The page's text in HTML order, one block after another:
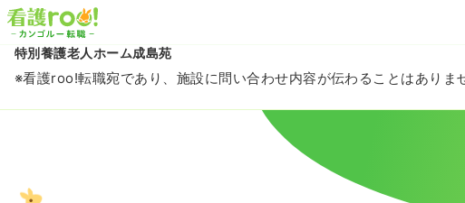
特別養護老人ホーム成島苑
※看護roo!転職宛であり、施設に問い合わせ内容が伝わることはありま